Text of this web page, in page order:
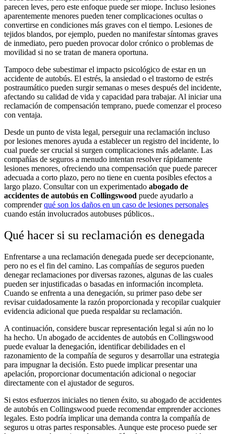
parecen leves, pero este enfoque puede ser miope. Incluso lesiones
aparentemente menores pueden tener complicaciones ocultas o
convertirse en condiciones más graves con el tiempo. Lesiones de
tejidos blandos, por ejemplo, pueden no manifestar síntomas graves
de inmediato, pero pueden provocar dolor crónico o problemas de
movilidad si no se tratan de manera oportuna.
Tampoco debe subestimar el impacto psicológico de estar en un
accidente de autobús. El estrés, la ansiedad o el trastorno de estrés
postraumático pueden surgir semanas o meses después del incidente,
afectando su calidad de vida y capacidad para trabajar. Al iniciar una
reclamación de compensación temprano, puede comenzar el proceso
con ventaja.
Desde un punto de vista legal, perseguir una reclamación incluso
por lesiones menores ayuda a establecer un registro del incidente, lo
cual puede ser crucial si surgen complicaciones más adelante. Las
compañías de seguros a menudo intentan resolver rápidamente
lesiones menores, ofreciendo una compensación que puede parecer
adecuada a corto plazo, pero no tiene en cuenta posibles efectos a
largo plazo. Consultar con un experimentado abogado de
accidentes de autobús en Collingswood puede ayudarlo a
comprenderqué son los daños en un caso de lesiones personales
cuando están involucrados autobuses públicos..
Qué hacer si su reclamación es denegada
Enfrentarse a una reclamación denegada puede ser decepcionante,
pero no es el fin del camino. Las compañías de seguros pueden
denegar reclamaciones por diversas razones, algunas de las cuales
pueden ser injustificadas o basadas en información incompleta.
Cuando se enfrenta a una denegación, su primer paso debe ser
revisar cuidadosamente la razón proporcionada y recopilar cualquier
evidencia adicional que pueda respaldar su reclamación.
A continuación, considere buscar representación legal si aún no lo
ha hecho. Un abogado de accidentes de autobús en Collingswood
puede evaluar la denegación, identificar debilidades en el
razonamiento de la compañía de seguros y desarrollar una estrategia
para impugnar la decisión. Esto puede implicar presentar una
apelación, proporcionar documentación adicional o negociar
directamente con el ajustador de seguros.
Si estos esfuerzos iniciales no tienen éxito, su abogado de accidentes
de autobús en Collingswood puede recomendar emprender acciones
legales. Esto podría implicar una demanda contra la compañía de
seguros u otras partes responsables. Aunque este proceso puede ser